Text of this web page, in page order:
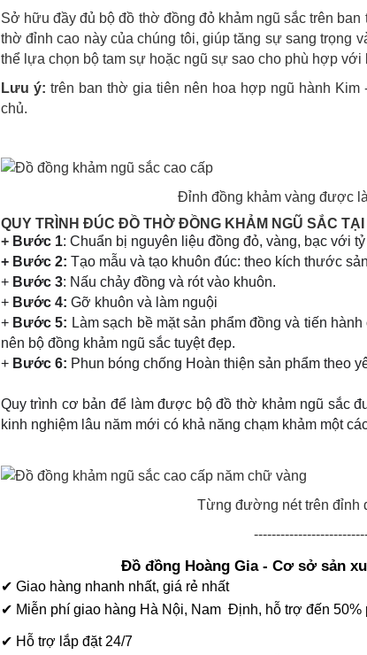
Sở hữu đầy đủ bộ đồ thờ đồng đỏ khảm ngũ sắc trên
thờ đỉnh cao này của chúng tôi, giúp tăng sự sang trọng
thể lựa chọn bộ tam sự hoặc ngũ sự sao cho phù hợp với
Lưu ý: trên ban thờ gia tiên nên hoa hợp ngũ hành
chủ.
Đỉnh đồng khảm vàng được
QUY TRÌNH ĐÚC ĐỒ THỜ ĐỒNG KHẢM NGŨ SẮC
+ Bước 1: Chuẩn bị nguyên liệu đồng đỏ, vàng, bạc với
+ Bước 2: Tạo mẫu và tạo khuôn đúc: theo kích thước
+ Bước 3: Nấu chảy đồng và rót vào khuôn.
+ Bước 4: Gỡ khuôn và làm nguội
+ Bước 5: Làm sạch bề mặt sản phẩm đồng và tiến
nên bộ đồng khảm ngũ sắc tuyệt đẹp.
+ Bước 6: Phun bóng chống Hoàn thiện sản phẩm theo
Quy trình cơ bản để làm được bộ đồ thờ khảm ngũ sắc
kinh nghiệm lâu năm mới có khả năng chạm khảm một
Từng đường nét trên đỉnh
Đồ đồng Hoàng Gia - Cơ sở sản
✔ Giao hàng nhanh nhất, giá rẻ nhất
✔ Miễn phí giao hàng Hà Nội, Nam Định, hỗ trợ đến 50%
✔ Hỗ trợ lắp đặt 24/7